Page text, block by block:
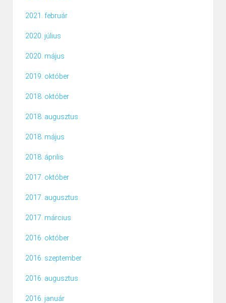
2021. február
2020. július
2020. május
2019. október
2018. október
2018. augusztus
2018. május
2018. április
2017. október
2017. augusztus
2017. március
2016. október
2016. szeptember
2016. augusztus
2016. január